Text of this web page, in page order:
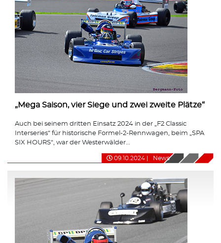
„Mega Saison, vier Siege und zwei zweite Plätze“
Auch bei seinem dritten Einsatz 2024 in der „F2 Classic
Interseries“ für historische Formel-2-Rennwagen, beim „SPA
SIX HOURS“, war der Westerwälder...
09.10.2024 News